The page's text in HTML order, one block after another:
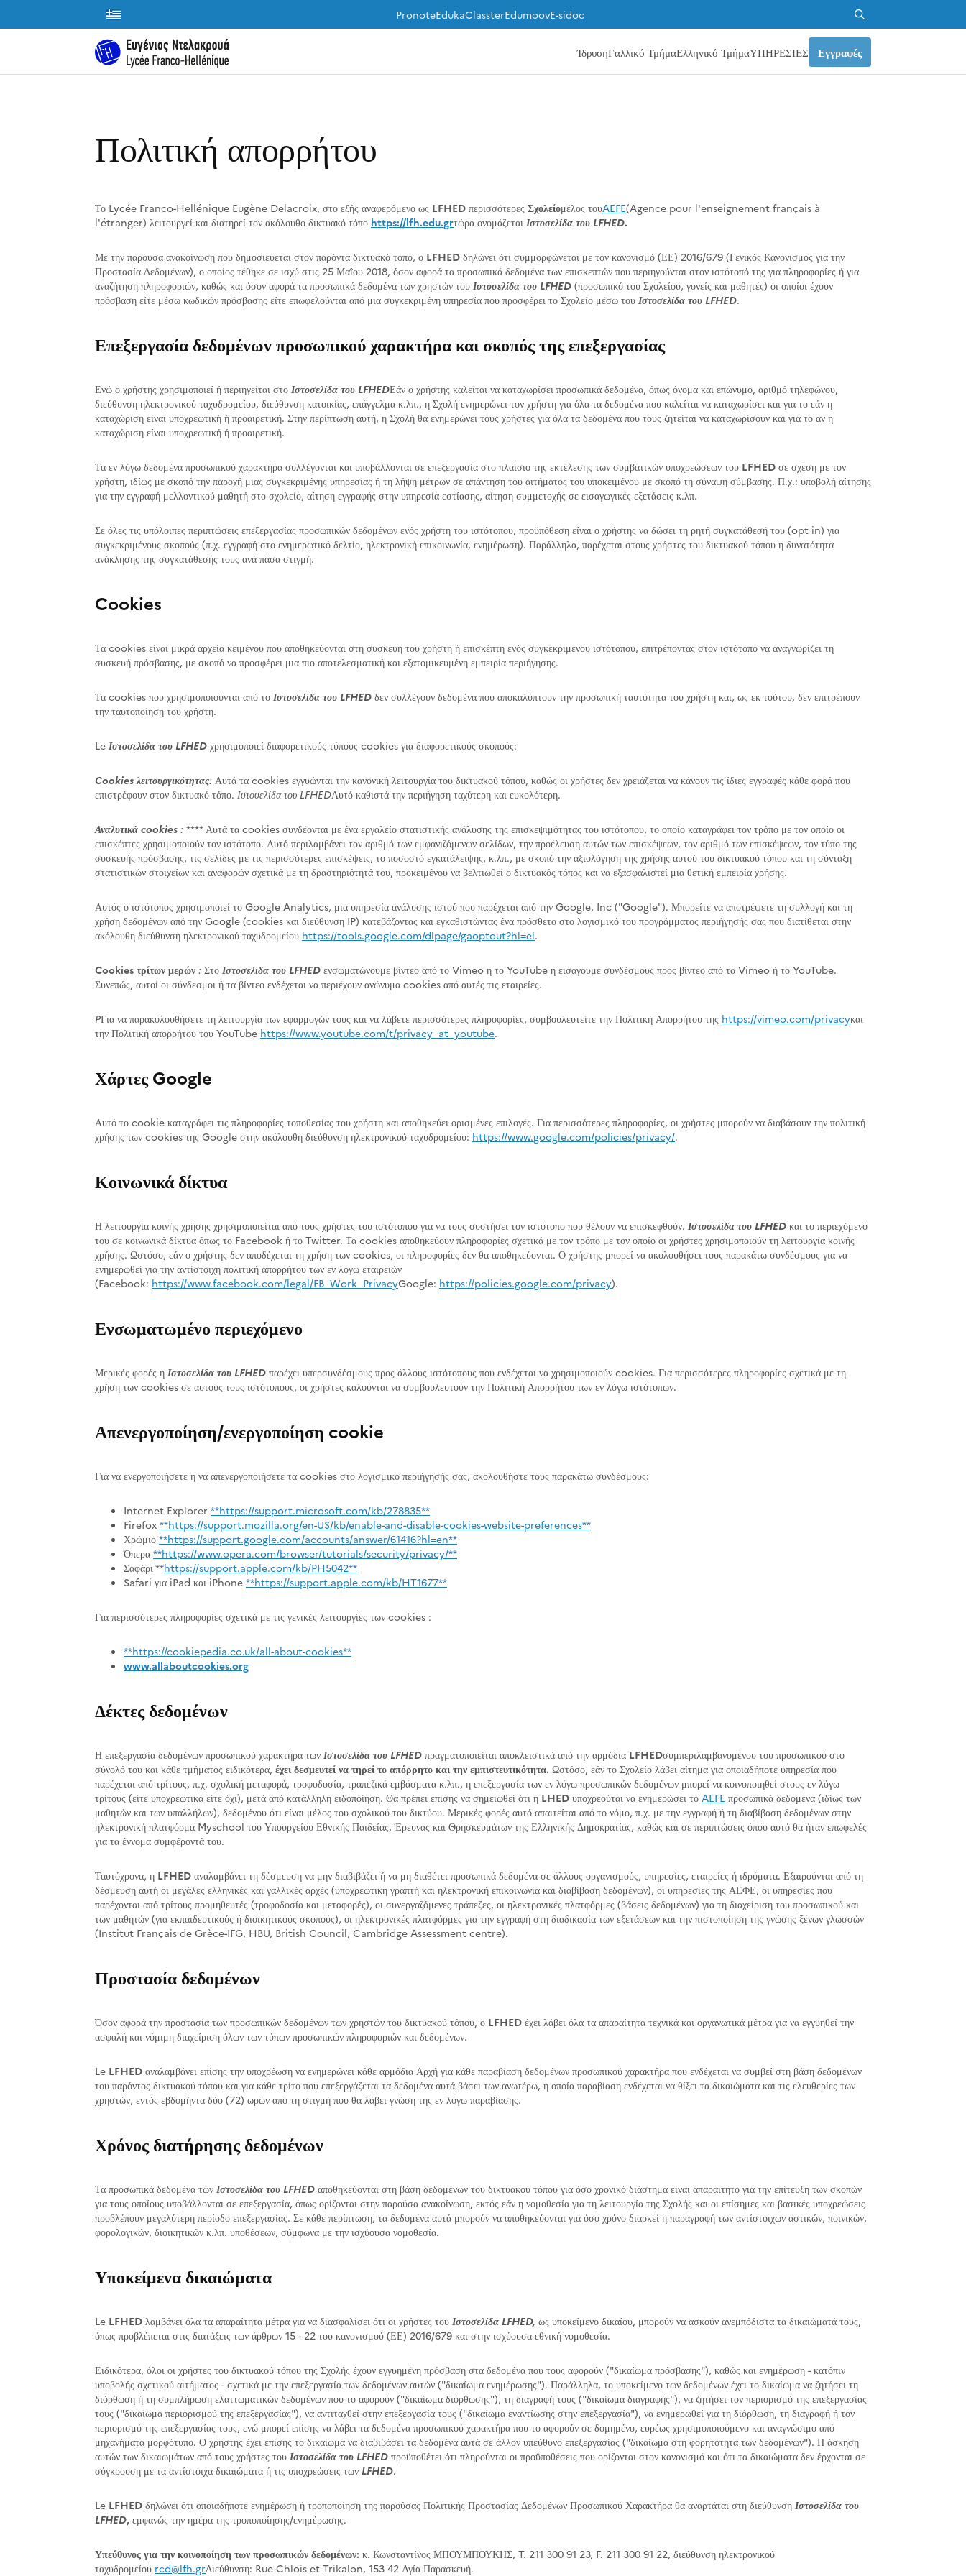
PronoteEdukaClassterEdumoovE-sidoc
Αναζήτηση
για:
ΊδρυσηΓαλλικό ΤμήμαΕλληνικό ΤμήμαΥΠΗΡΕΣΙΕΣ Εγγραφές
Πολιτική απορρήτου
Το Lycée Franco-Hellénique Eugène Delacroix, στο εξής αναφερόμενο ως LFHED περισσότερες Σχολείομέλος τουAEFE(Agence pour l'enseignement français à
l'étranger) λειτουργεί και διατηρεί τον ακόλουθο δικτυακό τόπο https://lfh.edu.grτώρα ονομάζεται Ιστοσελίδα του LFHED.
Με την παρούσα ανακοίνωση που δημοσιεύεται στον παρόντα δικτυακό τόπο, ο LFHED δηλώνει ότι συμμορφώνεται με τον κανονισμό (ΕΕ) 2016/679 (Γενικός Κανονισμός για την
Προστασία Δεδομένων), ο οποίος τέθηκε σε ισχύ στις 25 Μαΐου 2018, όσον αφορά τα προσωπικά δεδομένα των επισκεπτών που περιηγούνται στον ιστότοπό της για πληροφορίες ή για
αναζήτηση πληροφοριών, καθώς και όσον αφορά τα προσωπικά δεδομένα των χρηστών του Ιστοσελίδα του LFHED (προσωπικό του Σχολείου, γονείς και μαθητές) οι οποίοι έχουν
πρόσβαση είτε μέσω κωδικών πρόσβασης είτε επωφελούνται από μια συγκεκριμένη υπηρεσία που προσφέρει το Σχολείο μέσω του Ιστοσελίδα του LFHED.
Επεξεργασία δεδομένων προσωπικού χαρακτήρα και σκοπός της επεξεργασίας
Ενώ ο χρήστης χρησιμοποιεί ή περιηγείται στο Ιστοσελίδα του LFHEDΕάν ο χρήστης καλείται να καταχωρίσει προσωπικά δεδομένα, όπως όνομα και επώνυμο, αριθμό τηλεφώνου,
διεύθυνση ηλεκτρονικού ταχυδρομείου, διεύθυνση κατοικίας, επάγγελμα κ.λπ., η Σχολή ενημερώνει τον χρήστη για όλα τα δεδομένα που καλείται να καταχωρίσει και για το εάν η
καταχώριση είναι υποχρεωτική ή προαιρετική. Στην περίπτωση αυτή, η Σχολή θα ενημερώνει τους χρήστες για όλα τα δεδομένα που τους ζητείται να καταχωρίσουν και για το αν η
καταχώριση είναι υποχρεωτική ή προαιρετική.
Τα εν λόγω δεδομένα προσωπικού χαρακτήρα συλλέγονται και υποβάλλονται σε επεξεργασία στο πλαίσιο της εκτέλεσης των συμβατικών υποχρεώσεων του LFHED σε σχέση με τον
χρήστη, ιδίως με σκοπό την παροχή μιας συγκεκριμένης υπηρεσίας ή τη λήψη μέτρων σε απάντηση του αιτήματος του υποκειμένου με σκοπό τη σύναψη σύμβασης. Π.χ.: υποβολή αίτησης
για την εγγραφή μελλοντικού μαθητή στο σχολείο, αίτηση εγγραφής στην υπηρεσία εστίασης, αίτηση συμμετοχής σε εισαγωγικές εξετάσεις κ.λπ.
Σε όλες τις υπόλοιπες περιπτώσεις επεξεργασίας προσωπικών δεδομένων ενός χρήστη του ιστότοπου, προϋπόθεση είναι ο χρήστης να δώσει τη ρητή συγκατάθεσή του (opt in) για
συγκεκριμένους σκοπούς (π.χ. εγγραφή στο ενημερωτικό δελτίο, ηλεκτρονική επικοινωνία, ενημέρωση). Παράλληλα, παρέχεται στους χρήστες του δικτυακού τόπου η δυνατότητα
ανάκλησης της συγκατάθεσής τους ανά πάσα στιγμή.
Cookies
Τα cookies είναι μικρά αρχεία κειμένου που αποθηκεύονται στη συσκευή του χρήστη ή επισκέπτη ενός συγκεκριμένου ιστότοπου, επιτρέποντας στον ιστότοπο να αναγνωρίζει τη
συσκευή πρόσβασης, με σκοπό να προσφέρει μια πιο αποτελεσματική και εξατομικευμένη εμπειρία περιήγησης.
Τα cookies που χρησιμοποιούνται από το Ιστοσελίδα του LFHED δεν συλλέγουν δεδομένα που αποκαλύπτουν την προσωπική ταυτότητα του χρήστη και, ως εκ τούτου, δεν επιτρέπουν
την ταυτοποίηση του χρήστη.
Le Ιστοσελίδα του LFHED χρησιμοποιεί διαφορετικούς τύπους cookies για διαφορετικούς σκοπούς:
Cookies λειτουργικότητας: Αυτά τα cookies εγγυώνται την κανονική λειτουργία του δικτυακού τόπου, καθώς οι χρήστες δεν χρειάζεται να κάνουν τις ίδιες εγγραφές κάθε φορά που
επιστρέφουν στον δικτυακό τόπο. Ιστοσελίδα του LFHEDΑυτό καθιστά την περιήγηση ταχύτερη και ευκολότερη.
Αναλυτικά cookies : **** Αυτά τα cookies συνδέονται με ένα εργαλείο στατιστικής ανάλυσης της επισκεψιμότητας του ιστότοπου, το οποίο καταγράφει τον τρόπο με τον οποίο οι
επισκέπτες χρησιμοποιούν τον ιστότοπο. Αυτό περιλαμβάνει τον αριθμό των εμφανιζόμενων σελίδων, την προέλευση αυτών των επισκέψεων, τον αριθμό των επισκέψεων, τον τύπο της
συσκευής πρόσβασης, τις σελίδες με τις περισσότερες επισκέψεις, το ποσοστό εγκατάλειψης, κ.λπ., με σκοπό την αξιολόγηση της χρήσης αυτού του δικτυακού τόπου και τη σύνταξη
στατιστικών στοιχείων και αναφορών σχετικά με τη δραστηριότητά του, προκειμένου να βελτιωθεί ο δικτυακός τόπος και να εξασφαλιστεί μια θετική εμπειρία χρήσης.
Αυτός ο ιστότοπος χρησιμοποιεί το Google Analytics, μια υπηρεσία ανάλυσης ιστού που παρέχεται από την Google, Inc ("Google"). Μπορείτε να αποτρέψετε τη συλλογή και τη
χρήση δεδομένων από την Google (cookies και διεύθυνση IP) κατεβάζοντας και εγκαθιστώντας ένα πρόσθετο στο λογισμικό του προγράμματος περιήγησής σας που διατίθεται στην
ακόλουθη διεύθυνση ηλεκτρονικού ταχυδρομείου https://tools.google.com/dlpage/gaoptout?hl=el.
Cookies τρίτων μερών : Στο Ιστοσελίδα του LFHED ενσωματώνουμε βίντεο από το Vimeo ή το YouTube ή εισάγουμε συνδέσμους προς βίντεο από το Vimeo ή το YouTube.
Συνεπώς, αυτοί οι σύνδεσμοι ή τα βίντεο ενδέχεται να περιέχουν ανώνυμα cookies από αυτές τις εταιρείες.
PΓια να παρακολουθήσετε τη λειτουργία των εφαρμογών τους και να λάβετε περισσότερες πληροφορίες, συμβουλευτείτε την Πολιτική Απορρήτου της https://vimeo.com/privacyκαι
την Πολιτική απορρήτου του YouTube https://www.youtube.com/t/privacy_at_youtube.
Χάρτες Google
Αυτό το cookie καταγράφει τις πληροφορίες τοποθεσίας του χρήστη και αποθηκεύει ορισμένες επιλογές. Για περισσότερες πληροφορίες, οι χρήστες μπορούν να διαβάσουν την πολιτική
χρήσης των cookies της Google στην ακόλουθη διεύθυνση ηλεκτρονικού ταχυδρομείου: https://www.google.com/policies/privacy/.
Κοινωνικά δίκτυα
Η λειτουργία κοινής χρήσης χρησιμοποιείται από τους χρήστες του ιστότοπου για να τους συστήσει τον ιστότοπο που θέλουν να επισκεφθούν. Ιστοσελίδα του LFHED και το περιεχόμενό
του σε κοινωνικά δίκτυα όπως το Facebook ή το Twitter. Τα cookies αποθηκεύουν πληροφορίες σχετικά με τον τρόπο με τον οποίο οι χρήστες χρησιμοποιούν τη λειτουργία κοινής
χρήσης. Ωστόσο, εάν ο χρήστης δεν αποδέχεται τη χρήση των cookies, οι πληροφορίες δεν θα αποθηκεύονται. Ο χρήστης μπορεί να ακολουθήσει τους παρακάτω συνδέσμους για να
ενημερωθεί για την αντίστοιχη πολιτική απορρήτου των εν λόγω εταιρειών
(Facebook: https://www.facebook.com/legal/FB_Work_PrivacyGoogle: https://policies.google.com/privacy).
Ενσωματωμένο περιεχόμενο
Μερικές φορές η Ιστοσελίδα του LFHED παρέχει υπερσυνδέσμους προς άλλους ιστότοπους που ενδέχεται να χρησιμοποιούν cookies. Για περισσότερες πληροφορίες σχετικά με τη
χρήση των cookies σε αυτούς τους ιστότοπους, οι χρήστες καλούνται να συμβουλευτούν την Πολιτική Απορρήτου των εν λόγω ιστότοπων.
Απενεργοποίηση/ενεργοποίηση cookie
Για να ενεργοποιήσετε ή να απενεργοποιήσετε τα cookies στο λογισμικό περιήγησής σας, ακολουθήστε τους παρακάτω συνδέσμους:
Internet Explorer **https://support.microsoft.com/kb/278835**
Firefox **https://support.mozilla.org/en-US/kb/enable-and-disable-cookies-website-preferences**
Χρώμιο **https://support.google.com/accounts/answer/61416?hl=en**
Όπερα **https://www.opera.com/browser/tutorials/security/privacy/**
Σαφάρι **https://support.apple.com/kb/PH5042**
Safari για iPad και iPhone **https://support.apple.com/kb/HT1677**
Για περισσότερες πληροφορίες σχετικά με τις γενικές λειτουργίες των cookies :
**https://cookiepedia.co.uk/all-about-cookies**
www.allaboutcookies.org
Δέκτες δεδομένων
Η επεξεργασία δεδομένων προσωπικού χαρακτήρα των Ιστοσελίδα του LFHED πραγματοποιείται αποκλειστικά από την αρμόδια LFHEDσυμπεριλαμβανομένου του προσωπικού στο
σύνολό του και κάθε τμήματος ειδικότερα, έχει δεσμευτεί να τηρεί το απόρρητο και την εμπιστευτικότητα. Ωστόσο, εάν το Σχολείο λάβει αίτημα για οποιαδήποτε υπηρεσία που
παρέχεται από τρίτους, π.χ. σχολική μεταφορά, τροφοδοσία, τραπεζικά εμβάσματα κ.λπ., η επεξεργασία των εν λόγω προσωπικών δεδομένων μπορεί να κοινοποιηθεί στους εν λόγω
τρίτους (είτε υποχρεωτικά είτε όχι), μετά από κατάλληλη ειδοποίηση. Θα πρέπει επίσης να σημειωθεί ότι η LHED υποχρεούται να ενημερώσει το AEFE προσωπικά δεδομένα (ιδίως των
μαθητών και των υπαλλήλων), δεδομένου ότι είναι μέλος του σχολικού του δικτύου. Μερικές φορές αυτό απαιτείται από το νόμο, π.χ. με την εγγραφή ή τη διαβίβαση δεδομένων στην
ηλεκτρονική πλατφόρμα Myschool του Υπουργείου Εθνικής Παιδείας, Έρευνας και Θρησκευμάτων της Ελληνικής Δημοκρατίας, καθώς και σε περιπτώσεις όπου αυτό θα ήταν επωφελές
για τα έννομα συμφέροντά του.
Ταυτόχρονα, η LFHED αναλαμβάνει τη δέσμευση να μην διαβιβάζει ή να μη διαθέτει προσωπικά δεδομένα σε άλλους οργανισμούς, υπηρεσίες, εταιρείες ή ιδρύματα. Εξαιρούνται από τη
δέσμευση αυτή οι μεγάλες ελληνικές και γαλλικές αρχές (υποχρεωτική γραπτή και ηλεκτρονική επικοινωνία και διαβίβαση δεδομένων), οι υπηρεσίες της ΑΕΦΕ, οι υπηρεσίες που
παρέχονται από τρίτους προμηθευτές (τροφοδοσία και μεταφορές), οι συνεργαζόμενες τράπεζες, οι ηλεκτρονικές πλατφόρμες (βάσεις δεδομένων) για τη διαχείριση του προσωπικού και
των μαθητών (για εκπαιδευτικούς ή διοικητικούς σκοπούς), οι ηλεκτρονικές πλατφόρμες για την εγγραφή στη διαδικασία των εξετάσεων και την πιστοποίηση της γνώσης ξένων γλωσσών
(Institut Français de Grèce-IFG, HBU, British Council, Cambridge Assessment centre).
Προστασία δεδομένων
Όσον αφορά την προστασία των προσωπικών δεδομένων των χρηστών του δικτυακού τόπου, ο LFHED έχει λάβει όλα τα απαραίτητα τεχνικά και οργανωτικά μέτρα για να εγγυηθεί την
ασφαλή και νόμιμη διαχείριση όλων των τύπων προσωπικών πληροφοριών και δεδομένων.
Le LFHED αναλαμβάνει επίσης την υποχρέωση να ενημερώνει κάθε αρμόδια Αρχή για κάθε παραβίαση δεδομένων προσωπικού χαρακτήρα που ενδέχεται να συμβεί στη βάση δεδομένων
του παρόντος δικτυακού τόπου και για κάθε τρίτο που επεξεργάζεται τα δεδομένα αυτά βάσει των ανωτέρω, η οποία παραβίαση ενδέχεται να θίξει τα δικαιώματα και τις ελευθερίες των
χρηστών, εντός εβδομήντα δύο (72) ωρών από τη στιγμή που θα λάβει γνώση της εν λόγω παραβίασης.
Χρόνος διατήρησης δεδομένων
Τα προσωπικά δεδομένα των Ιστοσελίδα του LFHED αποθηκεύονται στη βάση δεδομένων του δικτυακού τόπου για όσο χρονικό διάστημα είναι απαραίτητο για την επίτευξη των σκοπών
για τους οποίους υποβάλλονται σε επεξεργασία, όπως ορίζονται στην παρούσα ανακοίνωση, εκτός εάν η νομοθεσία για τη λειτουργία της Σχολής και οι επίσημες και βασικές υποχρεώσεις
προβλέπουν μεγαλύτερη περίοδο επεξεργασίας. Σε κάθε περίπτωση, τα δεδομένα αυτά μπορούν να αποθηκεύονται για όσο χρόνο διαρκεί η παραγραφή των αντίστοιχων αστικών, ποινικών,
φορολογικών, διοικητικών κ.λπ. υποθέσεων, σύμφωνα με την ισχύουσα νομοθεσία.
Υποκείμενα δικαιώματα
Le LFHED λαμβάνει όλα τα απαραίτητα μέτρα για να διασφαλίσει ότι οι χρήστες του Ιστοσελίδα LFHED, ως υποκείμενο δικαίου, μπορούν να ασκούν ανεμπόδιστα τα δικαιώματά τους,
όπως προβλέπεται στις διατάξεις των άρθρων 15 - 22 του κανονισμού (ΕΕ) 2016/679 και στην ισχύουσα εθνική νομοθεσία.
Ειδικότερα, όλοι οι χρήστες του δικτυακού τόπου της Σχολής έχουν εγγυημένη πρόσβαση στα δεδομένα που τους αφορούν ("δικαίωμα πρόσβασης"), καθώς και ενημέρωση - κατόπιν
υποβολής σχετικού αιτήματος - σχετικά με την επεξεργασία των δεδομένων αυτών ("δικαίωμα ενημέρωσης"). Παράλληλα, το υποκείμενο των δεδομένων έχει το δικαίωμα να ζητήσει τη
διόρθωση ή τη συμπλήρωση ελαττωματικών δεδομένων που το αφορούν ("δικαίωμα διόρθωσης"), τη διαγραφή τους ("δικαίωμα διαγραφής"), να ζητήσει τον περιορισμό της επεξεργασίας
τους ("δικαίωμα περιορισμού της επεξεργασίας"), να αντιταχθεί στην επεξεργασία τους ("δικαίωμα εναντίωσης στην επεξεργασία"), να ενημερωθεί για τη διόρθωση, τη διαγραφή ή τον
περιορισμό της επεξεργασίας τους, ενώ μπορεί επίσης να λάβει τα δεδομένα προσωπικού χαρακτήρα που το αφορούν σε δομημένο, ευρέως χρησιμοποιούμενο και αναγνώσιμο από
μηχανήματα μορφότυπο. Ο χρήστης έχει επίσης το δικαίωμα να διαβιβάσει τα δεδομένα αυτά σε άλλον υπεύθυνο επεξεργασίας ("δικαίωμα στη φορητότητα των δεδομένων"). Η άσκηση
αυτών των δικαιωμάτων από τους χρήστες του Ιστοσελίδα του LFHED προϋποθέτει ότι πληρούνται οι προϋποθέσεις που ορίζονται στον κανονισμό και ότι τα δικαιώματα δεν έρχονται σε
σύγκρουση με τα αντίστοιχα δικαιώματα ή τις υποχρεώσεις των LFHED.
Le LFHED δηλώνει ότι οποιαδήποτε ενημέρωση ή τροποποίηση της παρούσας Πολιτικής Προστασίας Δεδομένων Προσωπικού Χαρακτήρα θα αναρτάται στη διεύθυνση Ιστοσελίδα του
LFHED, εμφανώς την ημέρα της τροποποίησης/ενημέρωσης.
Υπεύθυνος για την κοινοποίηση των προσωπικών δεδομένων: κ. Κωνσταντίνος ΜΠΟΥΜΠΟΥΚΗΣ, T. 211 300 91 23, F. 211 300 91 22, διεύθυνση ηλεκτρονικού
ταχυδρομείου rcd@lfh.grΔιεύθυνση: Rue Chlois et Trikalon, 153 42 Αγία Παρασκευή.